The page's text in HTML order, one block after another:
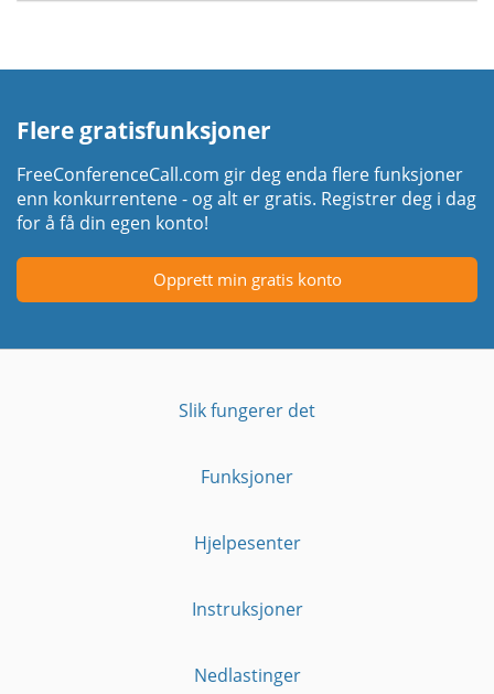
Flere gratisfunksjoner
FreeConferenceCall.com gir deg enda flere funksjoner
enn konkurrentene - og alt er gratis. Registrer deg i dag
for å få din egen konto!
Opprett min gratis konto
Slik fungerer det
Funksjoner
Hjelpesenter
Instruksjoner
Nedlastinger